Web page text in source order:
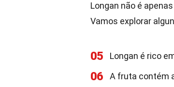
Longan não é
Vamos explorar
05 Longan é rico
06 A fruta contém